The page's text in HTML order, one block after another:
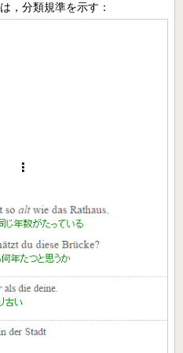
は，分類規準を示す：